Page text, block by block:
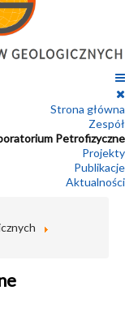
Strona główna
Zespół
Petrofizyczne
Projekty
Publikacje
Aktualności